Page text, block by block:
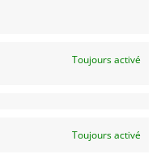
Toujours activé
Toujours activé